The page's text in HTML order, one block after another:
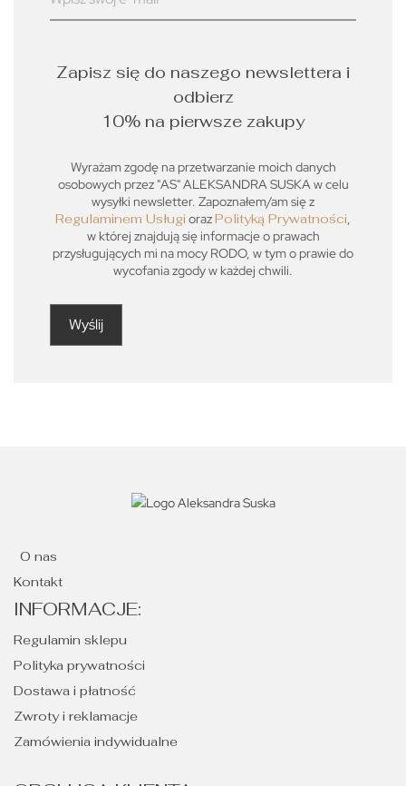
Zapisz się do naszego newslettera i
odbierz
10% na pierwsze zakupy
Wyrażam zgodę na przetwarzanie moich danych
osobowych przez "AS" ALEKSANDRA SUSKA w celu
wysyłki newsletter. Zapoznałem/am się z
Regulaminem Usługi orazPolityką Prywatności,
w której znajdują się informacje o prawach
przysługujących mi na mocy RODO, w tym o prawie do
wycofania zgody w każdej chwili.
O nas
Kontakt
INFORMACJE:
Regulamin sklepu
Polityka prywatności
Dostawa i płatność
Zwroty i reklamacje
Zamówienia indywidualne